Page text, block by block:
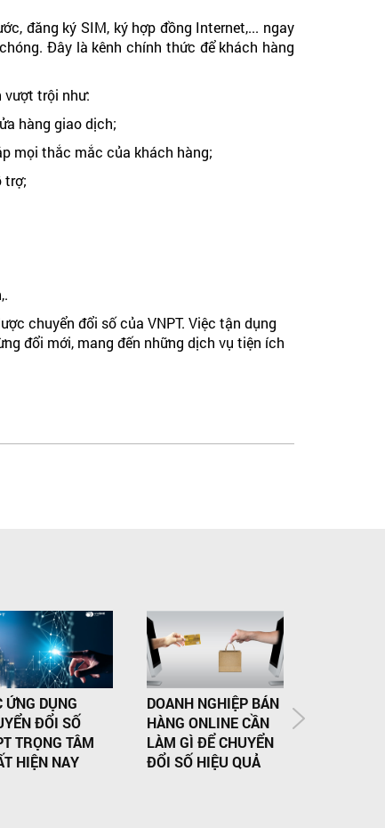
đăng ký SIM, ký hợp đồng Internet,... ngay
Đây là kênh chính thức để khách hàng
vượt trội như:
hàng giao dịch;
mọi thắc mắc của khách hàng;
trợ;
chuyển đổi số của VNPT. Việc tận dụng
đổi mới, mang đến những dịch vụ tiện ích
ỨNG DỤNG
ĐỔI SỐ
TRỌNG TÂM
HIỆN NAY
DOANH NGHIỆP BÁN
HÀNG ONLINE CẦN
LÀM GÌ ĐỂ CHUYỂN
ĐỔI SỐ HIỆU QUẢ